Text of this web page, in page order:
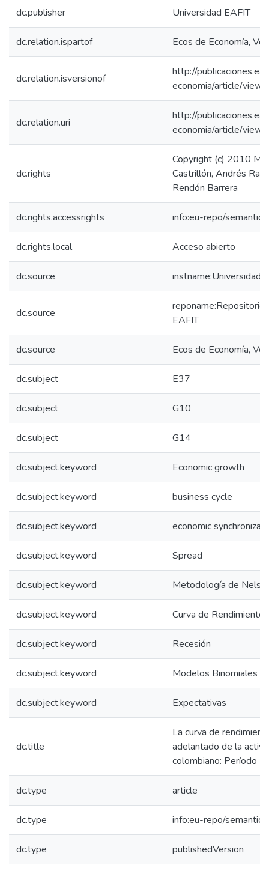
dc.publisher Universidad EAFIT
dc.relation.ispartof Ecos de Economía,
dc.relation.isversionof
http://
economia/article/
dc.relation.uri
http://
economia/article/
dc.rights
Copyright (c) 2010
Castrillón, Andrés
Rendón Barrera
dc.rights.accessrights info:eu-repo/
dc.rights.local Acceso abierto
dc.source instname:Universidad
dc.source
reponame:Repositorio
EAFIT
dc.source Ecos de Economía,
dc.subject E37
dc.subject G10
dc.subject G14
dc.subject.keyword Economic growth
dc.subject.keyword business cycle
dc.subject.keyword economic
dc.subject.keyword Spread
dc.subject.keyword Metodología de
dc.subject.keyword Curva de Rendimientos
dc.subject.keyword Recesión
dc.subject.keyword Modelos Binomiales
dc.subject.keyword Expectativas
dc.title
La curva de
adelantado de la
colombiano: Período
dc.type article
dc.type info:eu-repo/
dc.type publishedVersion